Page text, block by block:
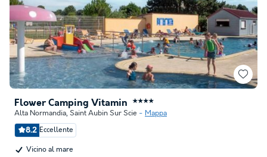
Flower Camping Vitamin ★★★★
Alta Normandia, Saint Aubin Sur Scie Mappa
8.2 Eccellente
Vicino al mare